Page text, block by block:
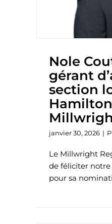
Nole
gérant
section
Hamilton
janvier 30, 2026 |
Le Millwright
de féliciter
pour sa